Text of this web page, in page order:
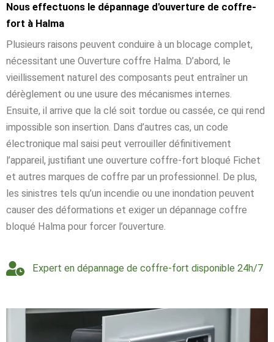
Nous effectuons le dépannage d'ouverture de coffre-
fort à Halma
Plusieurs raisons peuvent conduire à un blocage complet,
nécessitant une Ouverture coffre Halma. D’abord, le
vieillissement naturel des composants peut entraîner un
dérèglement ou une usure des mécanismes internes.
Ensuite, il arrive que la clé soit tordue ou cassée, ce qui rend
impossible son insertion. Dans d’autres cas, un code
électronique mal saisi peut verrouiller définitivement
l’appareil, justifiant une ouverture coffre-fort bloqué Fichet
et autres marques de coffre par un professionnel. De plus,
les sinistres tels qu’un incendie ou une inondation peuvent
causer des déformations et exiger un dépannage coffre
bloqué Halma pour forcer l’ouverture.
Expert en dépannage de coffre-fort disponible 24h/7